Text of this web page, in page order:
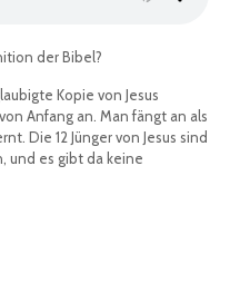
der Bibel?
Kopie von Jesus
Anfang an. Man fängt an als
Die 12 Jünger von Jesus sind
und es gibt da keine